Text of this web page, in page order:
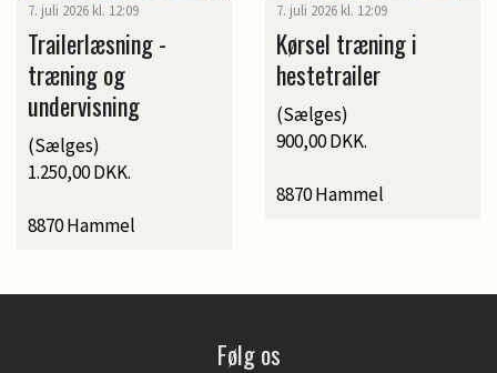
7. juli 2026 kl. 12:09
Trailerlæsning -
træning og
undervisning
(Sælges)
1.250,00 DKK.
8870 Hammel
7. juli 2026 kl. 12:09
Kørsel træning i
hestetrailer
(Sælges)
900,00 DKK.
8870 Hammel
Følg os